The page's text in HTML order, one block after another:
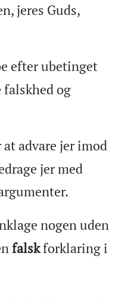
jeres Guds,
efter ubetinget
og
advare jer imod
jer med
nogen uden
falskforklaring i